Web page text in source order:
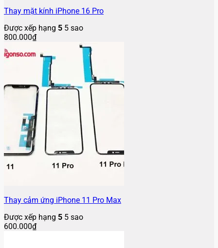
Thay mặt kính iPhone 16 Pro
Được xếp hạng 5 5 sao
800.000₫
Thay cảm ứng iPhone 11 Pro Max
Được xếp hạng 5 5 sao
600.000₫